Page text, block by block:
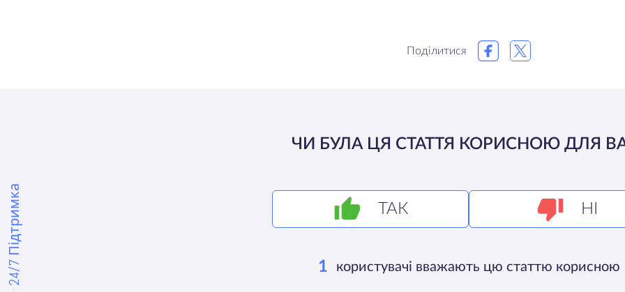
24/7 Підтримка
Поділитися
ЧИ БУЛА ЦЯ СТАТТЯ КОРИСНОЮ ДЛЯ
ТАК НІ
1 користувачі вважають цю статтю корисною